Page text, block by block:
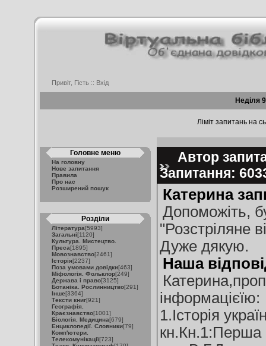
Привіт, Гість :: Вхід
Неділя
Ліміт запитань на
Головне меню
На головну
Нове запитання
Правила
Про нас
Розширений пошук
Розділи
Література[5993]
Загальні[1120]
Культура. Мистецтво.
Преса[1895]
Мовознавство[2461]
Історія[2237]
Поза умовами довідки[463]
Міфологія. Фольклор[249]
Держава і право[3125]
Ботаніка. Рослинництво[291]
Інше[3364]
Тексти книг[921]
Географія.
Краєзнавство[1001]
Біологія. Медицина[679]
Енциклопедії. Словники[79]
Комп'ютери.
Телекомунікації[723]
Автор
Запитання:
Катерина
Допоможіть,
"Розстріляне
Дуже дякую.
Наша
інформацієїю:
1.Історія
кн.Кн.1:Перша